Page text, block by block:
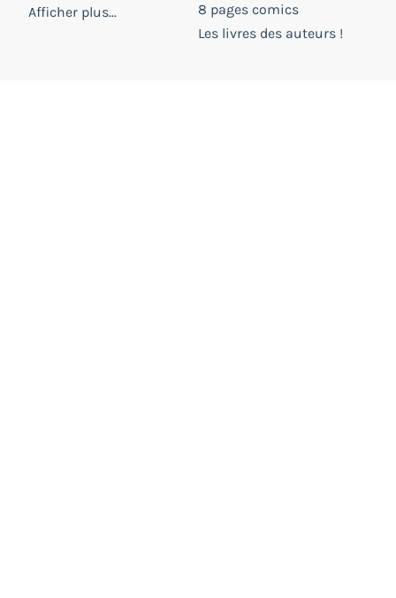
Afficher plus...
8 pages comics
Les livres des auteurs !